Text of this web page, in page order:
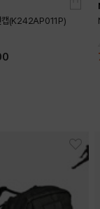
캡(K242AP011P)